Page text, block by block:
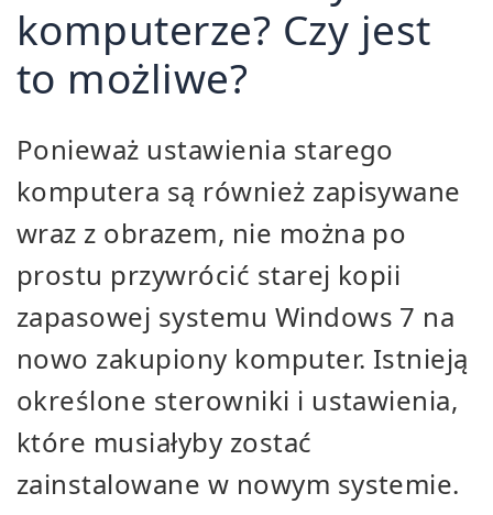
komputerze? Czy jest
to możliwe?
Ponieważ ustawienia starego
komputera są również zapisywane
wraz z obrazem, nie można po
prostu przywrócić starej kopii
zapasowej systemu Windows 7 na
nowo zakupiony komputer. Istnieją
określone sterowniki i ustawienia,
które musiałyby zostać
zainstalowane w nowym systemie.